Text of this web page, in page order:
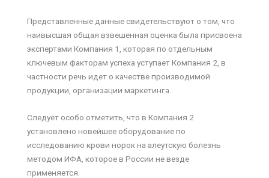
Представленные данные свидетельствуют о том, что
наивысшая общая взвешенная оценка была присвоена
экспертами Компания 1, которая по отдельным
ключевым факторам успеха уступает Компания 2, в
частности речь идет о качестве производимой
продукции, организации маркетинга.
Следует особо отметить, что в Компания 2
установлено новейшее оборудование по
исследованию крови норок на алеутскую болезнь
методом ИФА, которое в России не везде
применяется.